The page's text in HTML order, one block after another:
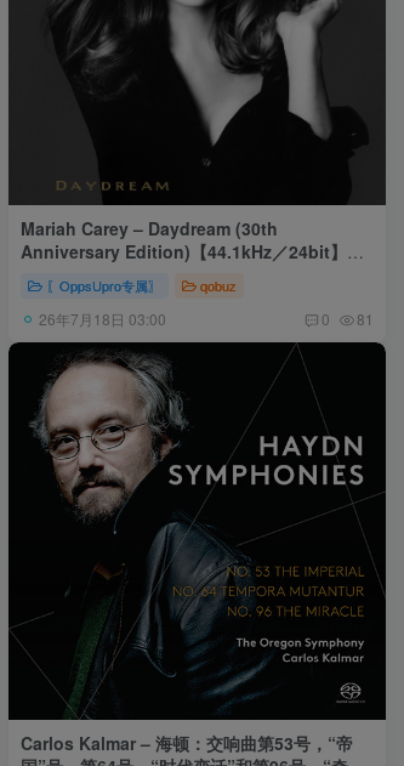
Mariah Carey – Daydream (30th
Anniversary Edition)【44.1kHz／24bit】美
〖OppsUpro专属〗 qobuz
26年7月18日 03:00 0 81
Carlos Kalmar – 海顿：交响曲第53号，“帝